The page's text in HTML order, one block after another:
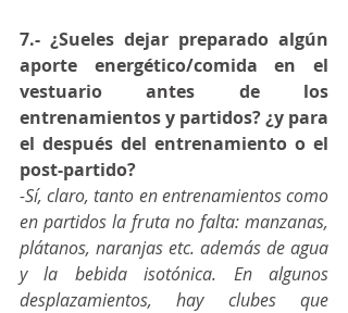
7.- ¿Sueles dejar preparado algún
aporte energético/comida en el
vestuario antes de los
entrenamientos y partidos? ¿y para
el después del entrenamiento o el
post-partido?
-Sí, claro, tanto en entrenamientos como
en partidos la fruta no falta: manzanas,
plátanos, naranjas etc. además de agua
y la bebida isotónica. En algunos
desplazamientos, hay clubes que